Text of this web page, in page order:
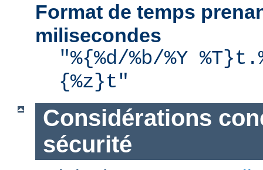
Format de temps
milisecondes
"%{%d/%b/%Y
{%z}t"
Considérations
sécurité